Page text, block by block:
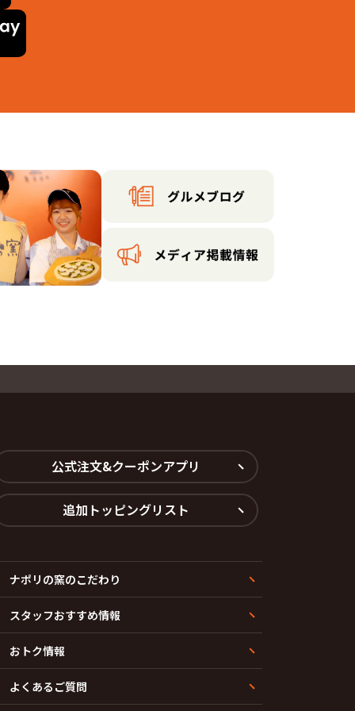
公式注文&クーポンアプリ
追加トッピングリスト
ナポリの窯のこだわり
スタッフおすすめ情報
おトク情報
よくあるご質問